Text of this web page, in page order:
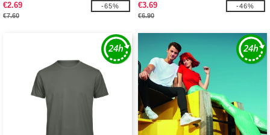
€2.69
€7.60
-65% €3.69
€6.90
-46%